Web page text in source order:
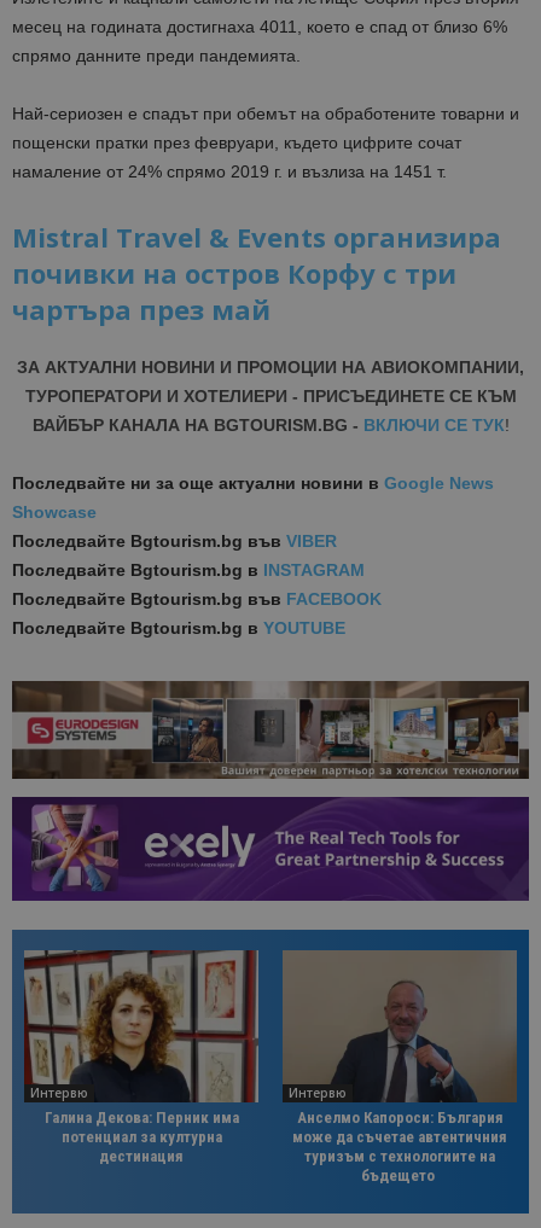
месец на годината достигнаха 4011, което е спад от близо 6%
спрямо данните преди пандемията.
Най-сериозен е спадът при обемът на обработените товарни и
пощенски пратки през февруари, където цифрите сочат
намаление от 24% спрямо 2019 г. и възлиза на 1451 т.
Mistral Travel & Events организира
почивки на остров Корфу с три
чартъра през май
ЗА АКТУАЛНИ НОВИНИ И ПРОМОЦИИ НА АВИОКОМПАНИИ,
ТУРОПЕРАТОРИ И ХОТЕЛИЕРИ - ПРИСЪЕДИНЕТЕ СЕ КЪМ
ВАЙБЪР КАНАЛА НА BGTOURISM.BG - ВКЛЮЧИ СЕ ТУК!
Последвайте ни за още актуални новини в Google News
Showcase
Последвайте Bgtourism.bg във VIBER
Последвайте Bgtourism.bg в INSTAGRAM
Последвайте Bgtourism.bg във FACEBOOK
Последвайте Bgtourism.bg в YOUTUBE
Интервю
Галина Декова: Перник има
потенциал за културна
дестинация
Интервю
Анселмо Капороси: България
може да съчетае автентичния
туризъм с технологиите на
бъдещето